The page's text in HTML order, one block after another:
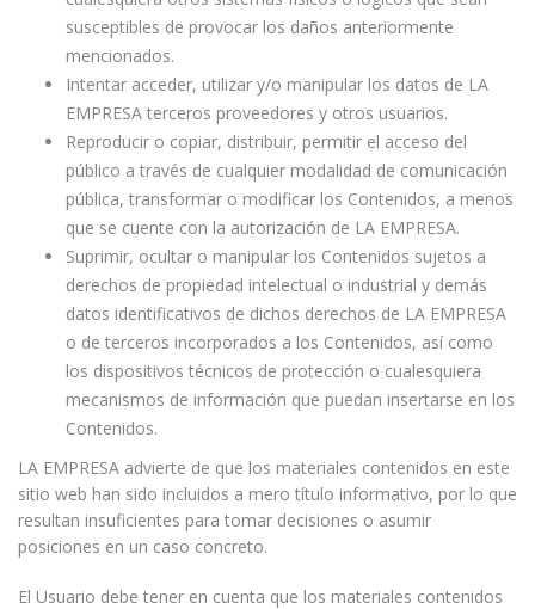
susceptibles de provocar los daños anteriormente
mencionados.
Intentar acceder, utilizar y/o manipular los datos de LA
EMPRESA terceros proveedores y otros usuarios.
Reproducir o copiar, distribuir, permitir el acceso del
público a través de cualquier modalidad de comunicación
pública, transformar o modificar los Contenidos, a menos
que se cuente con la autorización de LA EMPRESA.
Suprimir, ocultar o manipular los Contenidos sujetos a
derechos de propiedad intelectual o industrial y demás
datos identificativos de dichos derechos de LA EMPRESA
o de terceros incorporados a los Contenidos, así como
los dispositivos técnicos de protección o cualesquiera
mecanismos de información que puedan insertarse en los
Contenidos.
LA EMPRESA advierte de que los materiales contenidos en este
sitio web han sido incluidos a mero título informativo, por lo que
resultan insuficientes para tomar decisiones o asumir
posiciones en un caso concreto.
El Usuario debe tener en cuenta que los materiales contenidos